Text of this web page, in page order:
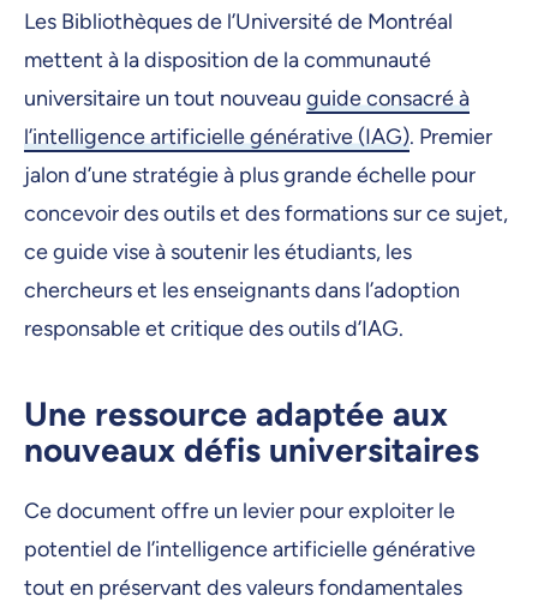
Les Bibliothèques de l’Université de Montréal
mettent à la disposition de la communauté
universitaire un tout nouveau guide consacré à
l’intelligence artificielle générative (IAG). Premier
jalon d’une stratégie à plus grande échelle pour
concevoir des outils et des formations sur ce sujet,
ce guide vise à soutenir les étudiants, les
chercheurs et les enseignants dans l’adoption
responsable et critique des outils d’IAG.
Une ressource adaptée aux
nouveaux défis universitaires
Ce document offre un levier pour exploiter le
potentiel de l’intelligence artificielle générative
tout en préservant des valeurs fondamentales